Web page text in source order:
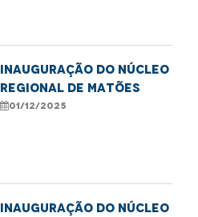
Inauguração do Núcleo
Regional de Matões
01/12/2025
Inauguração do Núcleo